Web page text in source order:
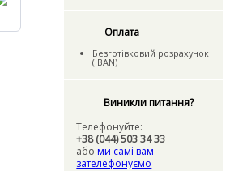
Оплата
Безготівковий розрахунок
(IBAN)
Виникли питання?
Телефонуйте:
+38 (044) 503 34 33
або ми самі вам
зателефонуємо